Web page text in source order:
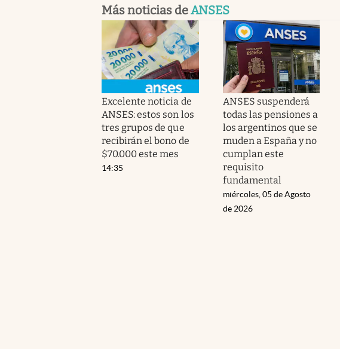
Más noticias deANSES
Excelente noticia de
ANSES: estos son los
tres grupos de que
recibirán el bono de
$70.000 este mes
14:35
ANSES suspenderá
todas las pensiones a
los argentinos que se
muden a España y no
cumplan este
requisito
fundamental
miércoles, 05 de Agosto
de 2026